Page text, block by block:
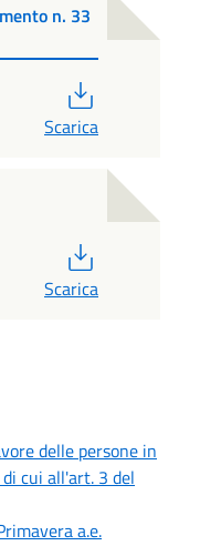
n. 33
Scarica
Scarica
delle persone in
cui all'art. 3 del
a.e.